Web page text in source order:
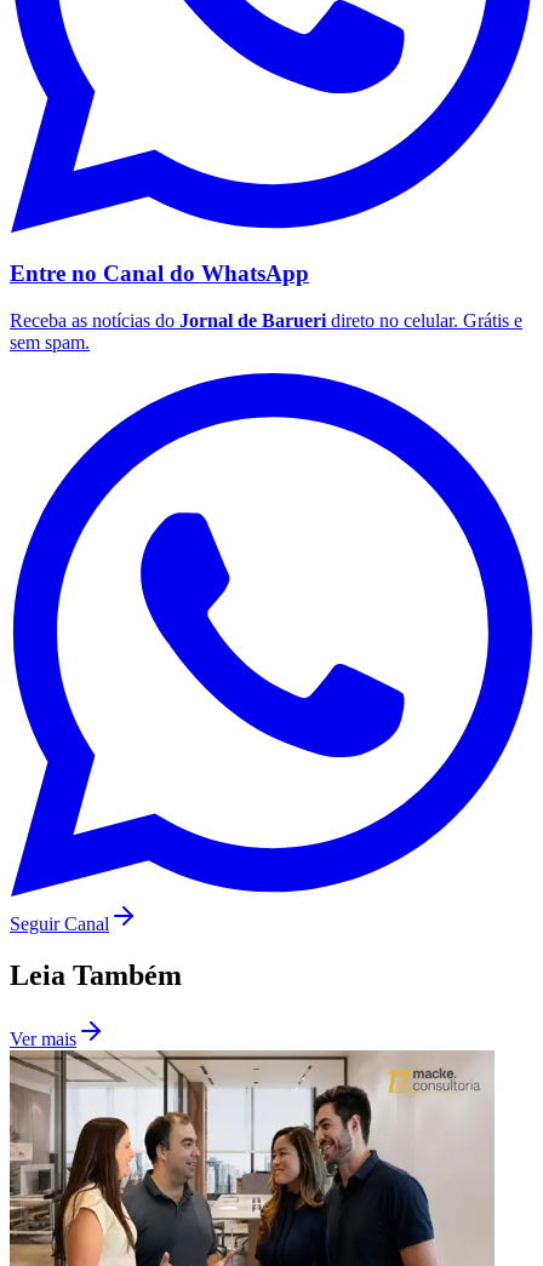
Fluminense
Vasco
Entre no Canal do WhatsApp
Receba as notícias do Jornal de Barueri direto no celular. Grátis e
sem spam.
Seguir Canal
Leia Também
Ver mais